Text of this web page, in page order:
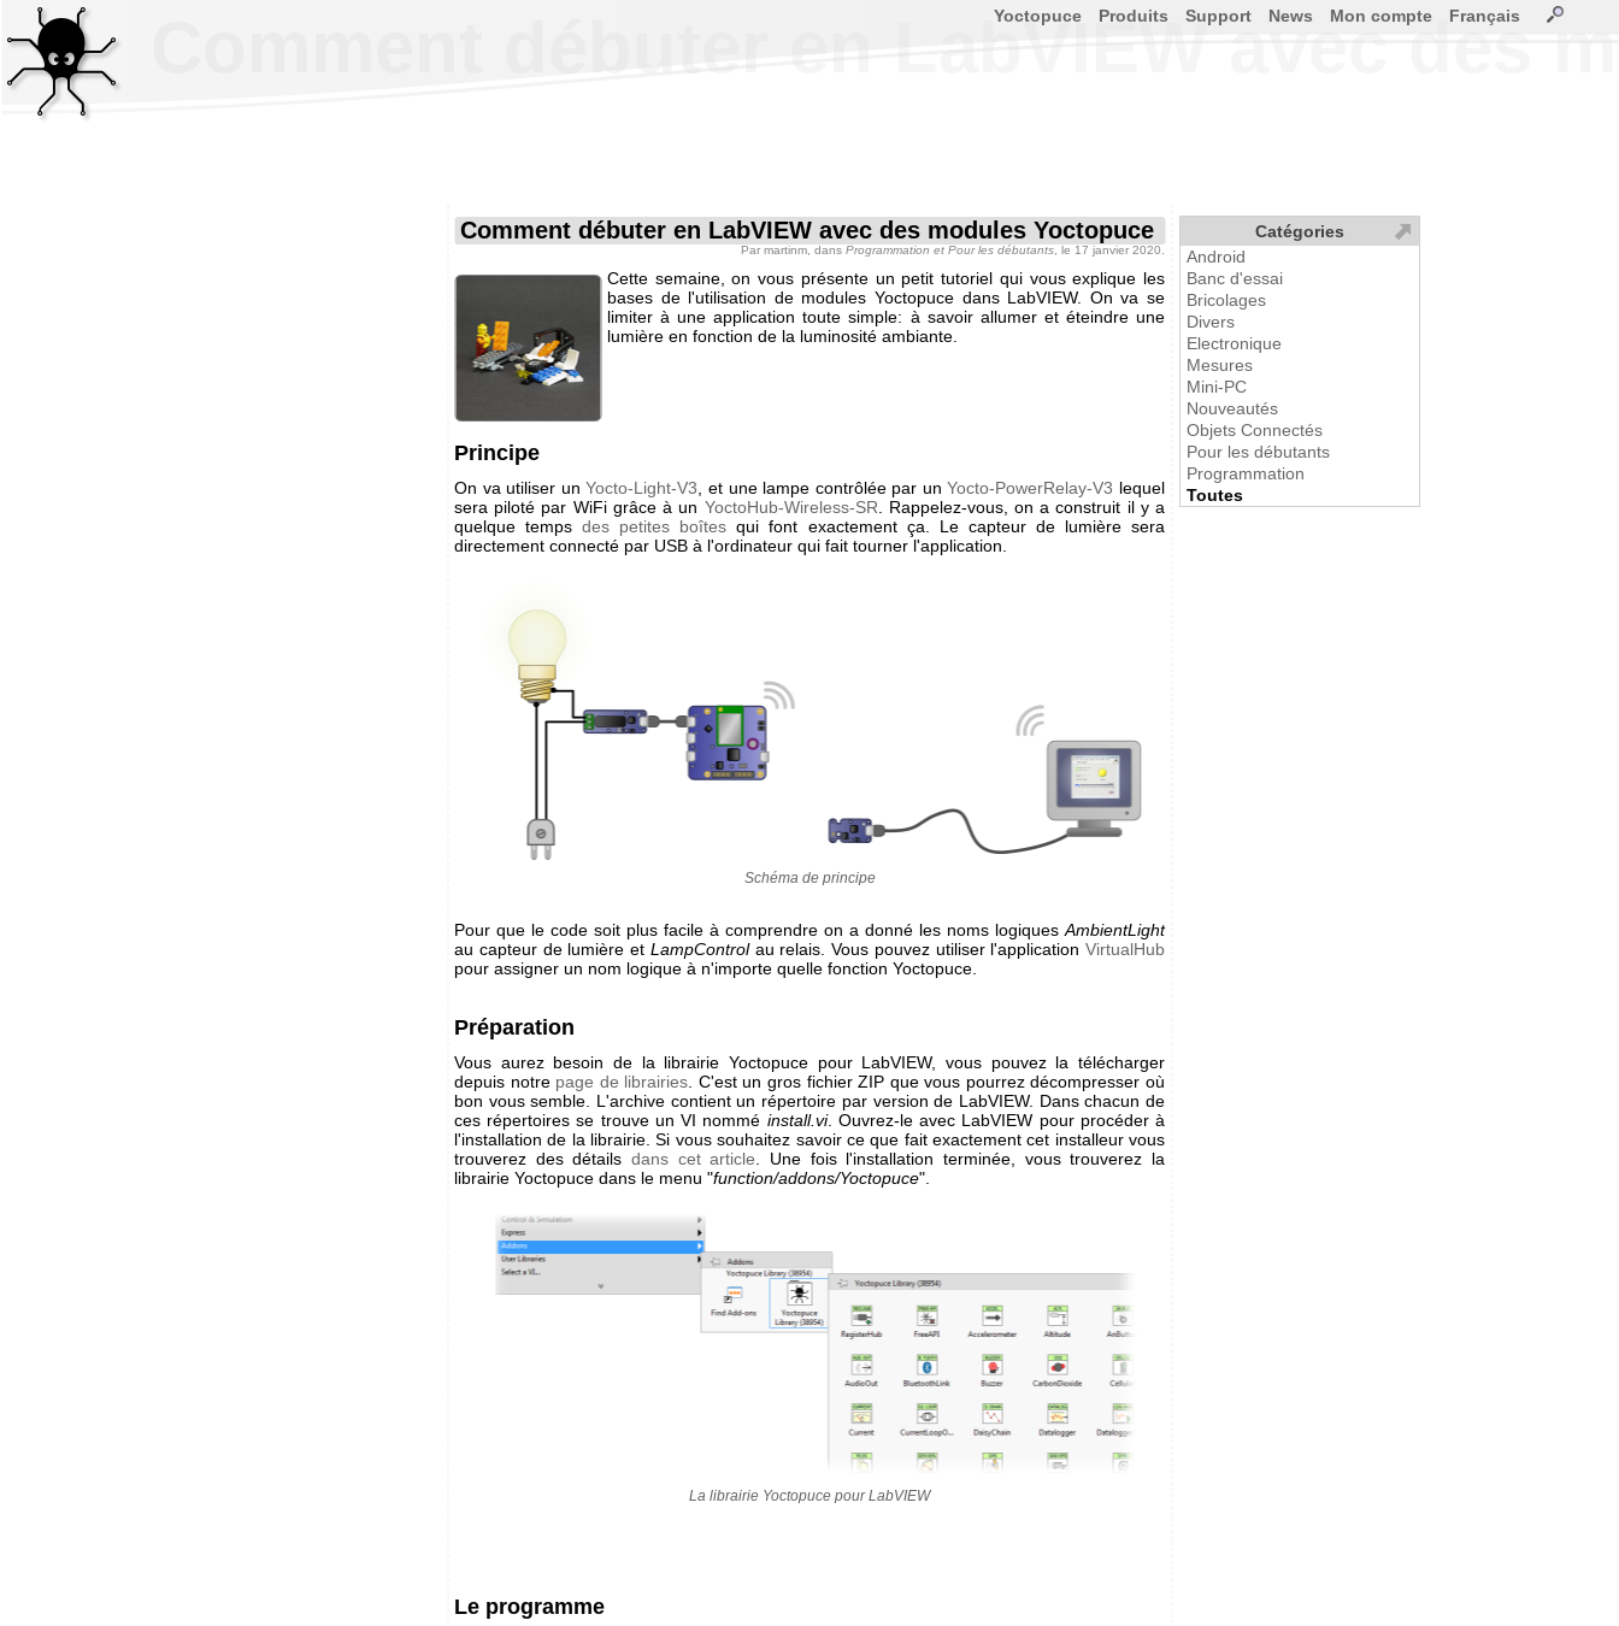
Comment débuter en LabVIEW avec des
Comment débuter en LabVIEW avec des modules Yoctopuce
Par martinm , dans Programmation et Pour les débutants , le 17 janvier 2020.
Cette semaine, on vous présente un petit tutoriel qui vous explique les
bases de l'utilisation de modules Yoctopuce dans LabVIEW. On va se
limiter à une application toute simple: à savoir allumer et éteindre une
lumière en fonction de la luminosité ambiante.
Principe
On va utiliser unYocto-Light-V3 , et une lampe contrôlée par unYocto-PowerRelay-V3 lequel
sera piloté par WiFi grâce à un YoctoHub-Wireless-SR . Rappelez-vous, on a construit il y a
quelque tempsdes petites boîtes qui font exactement ça. Le capteur de lumière sera
directement connecté par USB à l'ordinateur qui fait tourner l'application.
Schéma de principe
Pour que le code soit plus facile à comprendre on a donné les noms logiques AmbientLight
au capteur de lumière et LampControlau relais. Vous pouvez utiliser l'application VirtualHub
pour assigner un nom logique à n'importe quelle fonction Yoctopuce.
Préparation
Vous aurez besoin de la librairie Yoctopuce pour LabVIEW, vous pouvez la télécharger
depuis notre page de librairies . C'est un gros fichier ZIP que vous pourrez décompresser où
bon vous semble. L'archive contient un répertoire par version de LabVIEW. Dans chacun de
ces répertoires se trouve un VI nommé install.vi. Ouvrez-le avec LabVIEW pour procéder à
l'installation de la librairie. Si vous souhaitez savoir ce que fait exactement cet installeur vous
trouverez des détails dans cet article . Une fois l'installation terminée, vous trouverez la
librairie Yoctopuce dans le menu "function/addons/Yoctopuce".
La librairie Yoctopuce pour LabVIEW
Le programme
Yoctopuce Produits Support News Mon compte Français
Catégories
Android
Banc d'essai
Bricolages
Divers
Electronique
Mesures
Mini-PC
Nouveautés
Objets Connectés
Pour les débutants
Programmation
Toutes